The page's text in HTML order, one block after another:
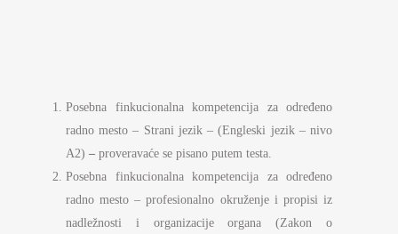
Posebna finkucionalna kompetencija za određeno
radno mesto – Strani jezik – (Engleski jezik – nivo
A2) – proveravaće se pisano putem testa.
Posebna finkucionalna kompetencija za određeno
radno mesto – profesionalno okruženje i propisi iz
nadležnosti i organizacije organa (Zakon o